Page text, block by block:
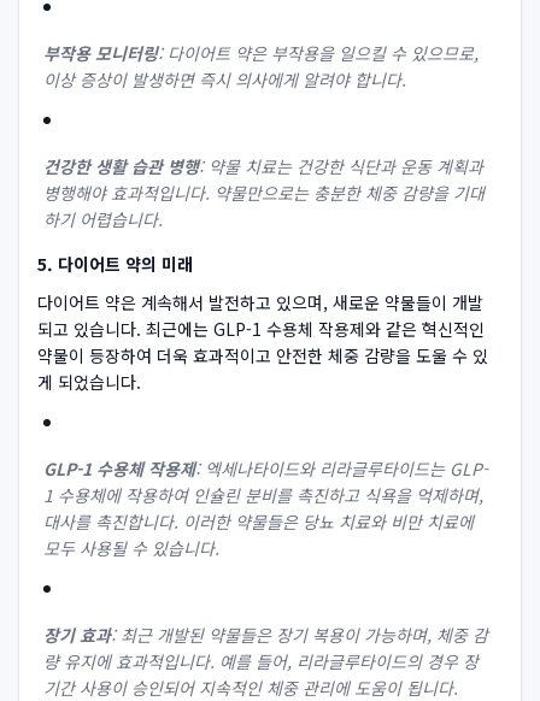
부작용 모니터링: 다이어트 약은 부작용을 일으킬 수 있으므로,
이상 증상이 발생하면 즉시 의사에게 알려야 합니다.
건강한 생활 습관 병행: 약물 치료는 건강한 식단과 운동 계획과
병행해야 효과적입니다. 약물만으로는 충분한 체중 감량을 기대
하기 어렵습니다.
5. 다이어트 약의 미래
다이어트 약은 계속해서 발전하고 있으며, 새로운 약물들이 개발
되고 있습니다. 최근에는 GLP-1 수용체 작용제와 같은 혁신적인
약물이 등장하여 더욱 효과적이고 안전한 체중 감량을 도울 수 있
게 되었습니다.
GLP-1 수용체 작용제: 엑세나타이드와 리라글루타이드는 GLP-
1 수용체에 작용하여 인슐린 분비를 촉진하고 식욕을 억제하며,
대사를 촉진합니다. 이러한 약물들은 당뇨 치료와 비만 치료에
모두 사용될 수 있습니다.
장기 효과: 최근 개발된 약물들은 장기 복용이 가능하며, 체중 감
량 유지에 효과적입니다. 예를 들어, 리라글루타이드의 경우 장
기간 사용이 승인되어 지속적인 체중 관리에 도움이 됩니다.